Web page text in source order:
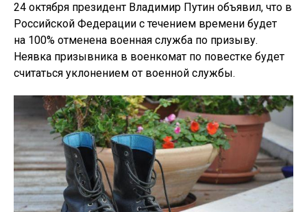
24 октября президент Владимир Путин объявил, что в
Российской Федерации с течением времени будет
на 100% отменена военная служба по призыву.
Неявка призывника в военкомат по повестке будет
считаться уклонением от военной службы.